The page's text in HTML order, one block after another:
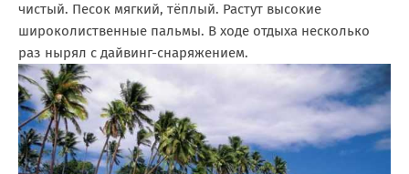
чистый. Песок мягкий, тёплый. Растут высокие
широколиственные пальмы. В ходе отдыха несколько
раз нырял с дайвинг-снаряжением.